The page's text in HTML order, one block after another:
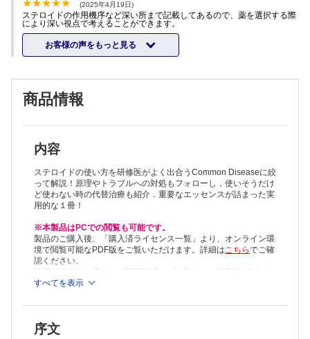
(2025年4月19日)
ステロイドの作用機序など深い所まで記載してあるので、薬を選択する際
により深い視点で考えることができます。
お客様の声をもっと見る
商品情報
内容
ステロイドの使い方を研修医がよく出合うCommon Diseaseに絞
って解説！原理やトラブルへの対処もフォローし，使いそうだけ
ど使わない時の代替治療も紹介．重要なエッセンスが詰まった実
用的な１冊！
※本製品はPCでの閲覧も可能です。
製品のご購入後、「購入済ライセンス一覧」より、オンライン環
境で閲覧可能なPDF版をご覧いただけます。詳細はこちらでご確
認ください。
推奨ブラウザ： Firefox 最新版 / Google Chrome 最新版 / Safari
最新版
すべてを表示
序文